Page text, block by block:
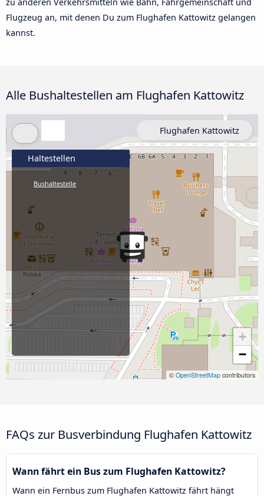
Flugzeug an, mit denen Du zum Flughafen Kattowitz gelangen
kannst.
Alle Bushaltestellen am Flughafen Kattowitz
+
−
© OpenStreetMap contributors
Haltestellen
Bushaltestelle
Flughafen Kattowitz
FAQs zur Busverbindung Flughafen Kattowitz
Wann fährt ein Bus zum Flughafen Kattowitz?
Wann ein Fernbus zum Flughafen Kattowitz fährt hängt